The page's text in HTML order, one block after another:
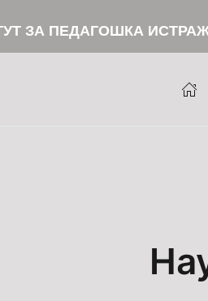
ЗА ПЕДАГОШКА